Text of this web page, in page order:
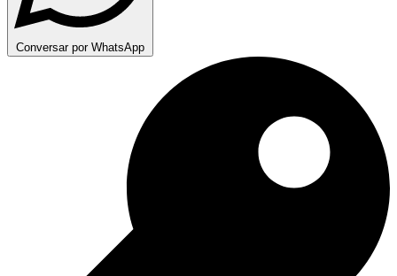
Conversar por WhatsApp